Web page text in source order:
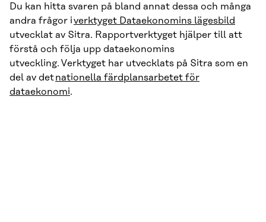
Du kan hitta svaren på bland annat dessa och många
andra frågor iverktyget Dataekonomins lägesbild
utvecklat av Sitra. Rapportverktyget hjälper till att
förstå och följa upp dataekonomins
utveckling. Verktyget har utvecklats på Sitra som en
del av detnationella färdplansarbetet för
dataekonomi.